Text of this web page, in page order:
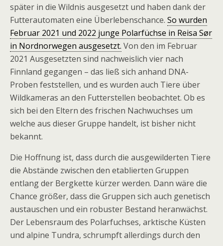
später in die Wildnis ausgesetzt und haben dank der
Futterautomaten eine Überlebenschance. So wurden
Februar 2021 und 2022 junge Polarfüchse in Reisa Sør
in Nordnorwegen ausgesetzt. Von den im Februar
2021 Ausgesetzten sind nachweislich vier nach
Finnland gegangen – das ließ sich anhand DNA-
Proben feststellen, und es wurden auch Tiere über
Wildkameras an den Futterstellen beobachtet. Ob es
sich bei den Eltern des frischen Nachwuchses um
welche aus dieser Gruppe handelt, ist bisher nicht
bekannt.
Die Hoffnung ist, dass durch die ausgewilderten Tiere
die Abstände zwischen den etablierten Gruppen
entlang der Bergkette kürzer werden. Dann wäre die
Chance größer, dass die Gruppen sich auch genetisch
austauschen und ein robuster Bestand heranwächst.
Der Lebensraum des Polarfuchses, arktische Küsten
und alpine Tundra, schrumpft allerdings durch den